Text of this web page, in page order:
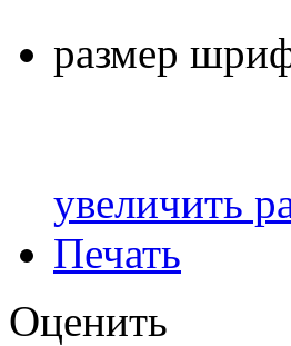
размер
увеличить
Печать
Оценить